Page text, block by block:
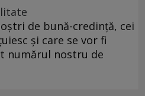
de bună-credință, cei
și care se vor fi
numărul nostru de